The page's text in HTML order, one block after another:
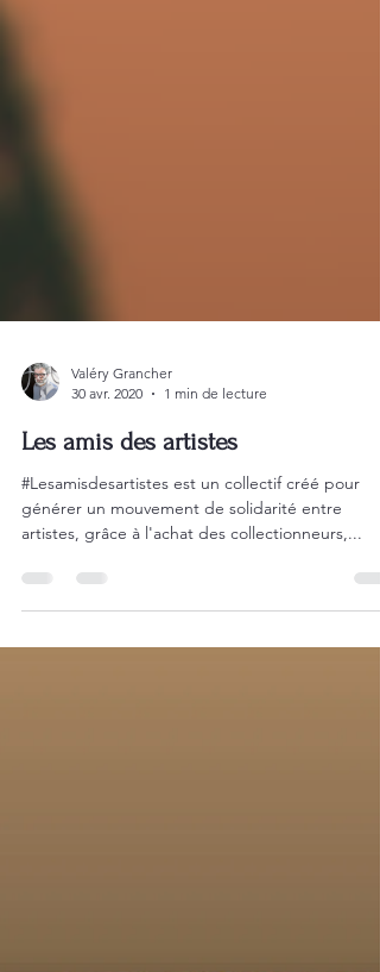
30 avr. 2020
1 min de lecture
Les amis des artistes
#Lesamisdesartistes est un collectif créé pour
artistes, grâce à l'achat des collectionneurs,...